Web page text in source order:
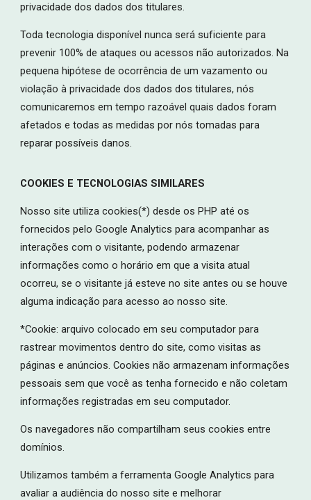
privacidade dos dados dos titulares.
Toda tecnologia disponível nunca será suficiente para
prevenir 100% de ataques ou acessos não autorizados. Na
pequena hipótese de ocorrência de um vazamento ou
violação à privacidade dos dados dos titulares, nós
comunicaremos em tempo razoável quais dados foram
afetados e todas as medidas por nós tomadas para
reparar possíveis danos.
COOKIES E TECNOLOGIAS SIMILARES
Nosso site utiliza cookies(*) desde os PHP até os
fornecidos pelo Google Analytics para acompanhar as
interações com o visitante, podendo armazenar
informações como o horário em que a visita atual
ocorreu, se o visitante já esteve no site antes ou se houve
alguma indicação para acesso ao nosso site.
*Cookie: arquivo colocado em seu computador para
rastrear movimentos dentro do site, como visitas as
páginas e anúncios. Cookies não armazenam informações
pessoais sem que você as tenha fornecido e não coletam
informações registradas em seu computador.
Os navegadores não compartilham seus cookies entre
domínios.
Utilizamos também a ferramenta Google Analytics para
avaliar a audiência do nosso site e melhorar